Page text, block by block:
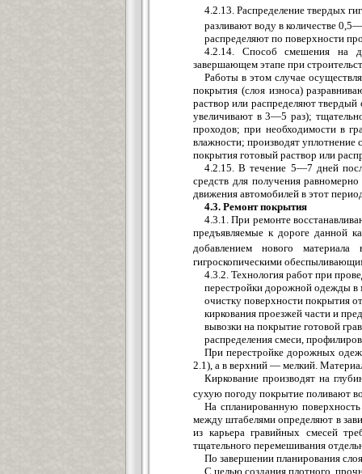
4.2.13. Распределение твердых
разливают воду в количестве
распределяют по поверхности
4.2.14. Способ смешения на
завершающем этапе при
Работы в этом случае
покрытия (слоя износа)
раствор или распределяют
увеличивают в 3—5 раз);
проходов; при необходимости в
влажности; производят
покрытия готовый раствор или
4.2.15. В течение 5—7 дней
средств для получения
движения автомобилей в этот
4.3. Ремонт покрытия
4.3.1. При ремонте
предъявляемые к дороге данной
добавлением нового
гигроскопическими
4.3.2. Технология работ при
перестройки дорожной одежды в
очистку поверхности покрытия
киркования проезжей части и
вывозки на покрытие готовой
распределения смеси,
При перестройке дорожных
2.1), а в верхний — мелкий.
Киркование производят на
сухую погоду покрытие поливают
На спланированную
между штабелями определяют в
из карьера гравийных смесей
тщательного перемешивания
По завершении планирования
С целью создания плотного,